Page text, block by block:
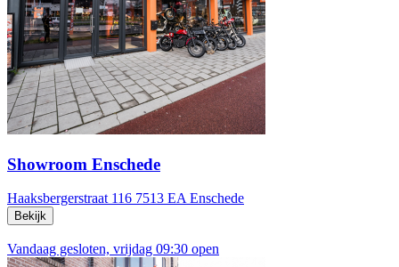
Showroom Enschede
Haaksbergerstraat 116 7513 EA Enschede
Bekijk
Vandaag gesloten, vrijdag 09:30 open